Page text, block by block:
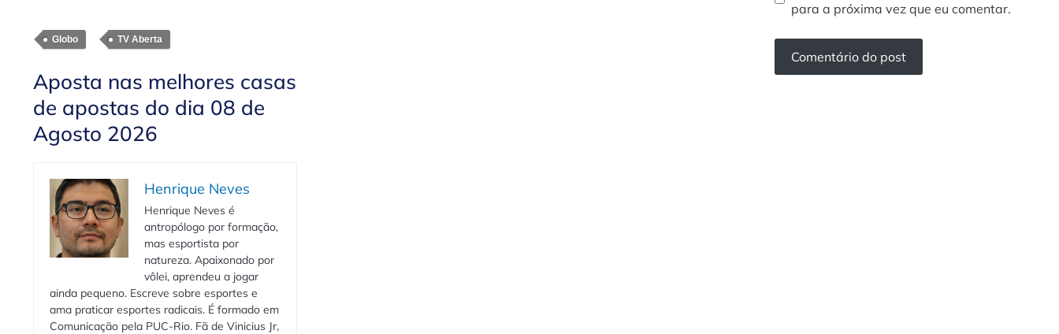
Globo TV Aberta
Aposta nas melhores casas
de apostas do dia 08 de
Agosto 2026
Henrique Neves
Henrique Neves é
antropólogo por formação,
mas esportista por
natureza. Apaixonado por
vôlei, aprendeu a jogar
ainda pequeno. Escreve sobre esportes e
ama praticar esportes radicais. É formado em
Comunicação pela PUC-Rio. Fã de Vinicius Jr,
para a próxima vez que eu comentar.